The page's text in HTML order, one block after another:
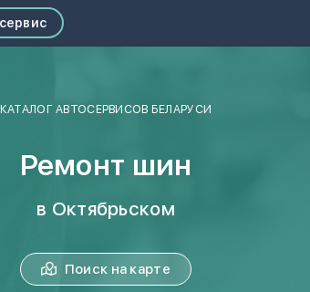
КАТАЛОГ АВТОСЕРВИСОВ БЕЛАРУСИ
Ремонт шин
в Октябрьском
Поиск на карте